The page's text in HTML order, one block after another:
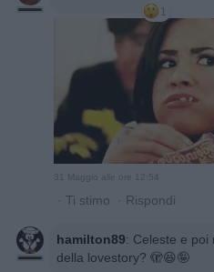
1
· Ti stimo · Rispondi
hamilton89: Celeste e poi
della lovestory? 🫣😆🤪